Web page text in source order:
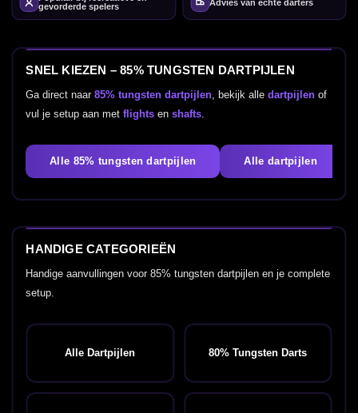
gevorderde spelers
Advies van echte darters
SNEL KIEZEN – 85% TUNGSTEN DARTPIJLEN
Ga direct naar85% tungsten dartpijlen, bekijk alledartpijlen of
vul je setup aan metflights enshafts.
Alle 85% tungsten dartpijlen Alle dartpijlen
HANDIGE CATEGORIEËN
Handige aanvullingen voor 85% tungsten dartpijlen en je complete
setup.
Alle Dartpijlen 80% Tungsten Darts